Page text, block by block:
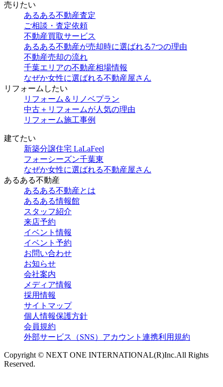
売りたい
あるある不動産査定
ご相談・査定依頼
不動産買取サービス
あるある不動産が売却時に選ばれる7つの理由
不動産売却の流れ
千葉エリアの不動産相場情報
なぜか女性に選ばれる不動産屋さん
リフォームしたい
リフォーム＆リノベプラン
中古＋リフォームが人気の理由
リフォーム施工事例
建てたい
新築分譲住宅 LaLaFeel
フォーシーズン千葉東
なぜか女性に選ばれる不動産屋さん
あるある不動産
あるある不動産とは
あるある情報館
スタッフ紹介
来店予約
イベント情報
イベント予約
お問い合わせ
お知らせ
会社案内
メディア情報
採用情報
サイトマップ
個人情報保護方針
会員規約
外部サービス（SNS）アカウント連携利用規約
Copyright © NEXT ONE INTERNATIONAL(R)Inc.All Rights
Reserved.